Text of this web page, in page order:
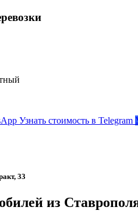
Узнать стоимость в Telegram
33
из